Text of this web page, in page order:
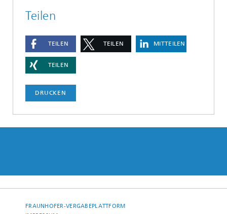
Teilen
TEILEN TEILEN MITTEILEN
TEILEN
DRUCKEN
FRAUNHOFER-VERGABEPLATTFORM